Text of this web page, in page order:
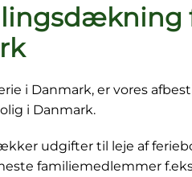
i Danmark, er vores
i Danmark.
udgifter til leje af
familiemedlemmer